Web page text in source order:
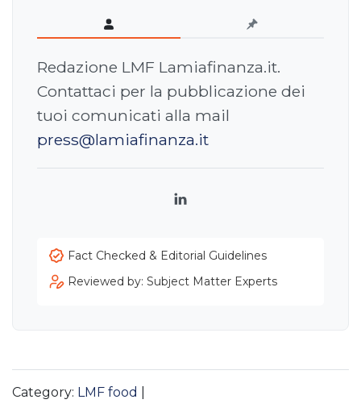
Redazione LMF Lamiafinanza.it.
Contattaci per la pubblicazione dei
tuoi comunicati alla mail
press@lamiafinanza.it
LinkedIn
Fact Checked & Editorial Guidelines
Reviewed by: Subject Matter Experts
Category: LMF food